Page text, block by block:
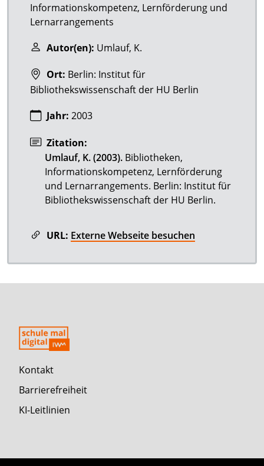
Informationskompetenz, Lernförderung und
Lernarrangements
Autor(en): Umlauf, K.
Ort: Berlin: Institut für
Bibliothekswissenschaft der HU Berlin
Jahr: 2003
Zitation:
Umlauf, K. (2003). Bibliotheken,
Informationskompetenz, Lernförderung
und Lernarrangements. Berlin: Institut für
Bibliothekswissenschaft der HU Berlin.
URL: Externe Webseite besuchen
Kontakt
Barrierefreiheit
KI-Leitlinien